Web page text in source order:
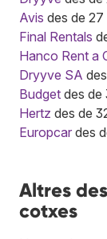
Avis des de
Final Rentals
Hanco Rent a
Dryyve SA
Budget des de
Hertz des de
Europcar des
Altres
cotxes